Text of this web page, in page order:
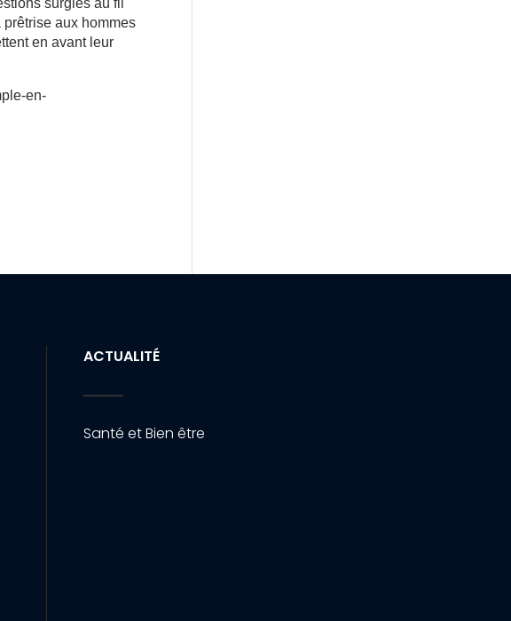
surgies au fil
aux hommes
en avant leur
en-
ACTUALITÉ
Santé et Bien être